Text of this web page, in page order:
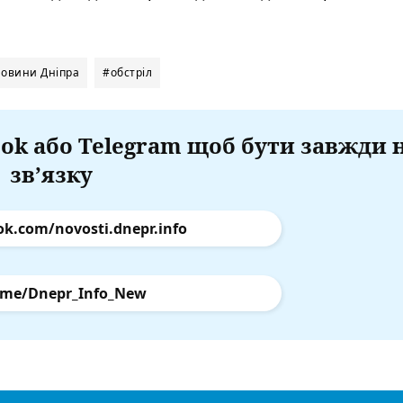
Дніпра #обстріл
або Telegram щоб бути завжди
зв’язку
novosti.dnepr.info
Dnepr_Info_New